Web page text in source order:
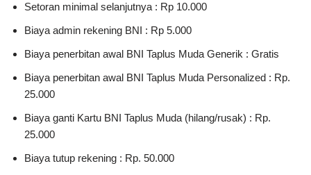
Setoran minimal selanjutnya : Rp 10.000
Biaya admin rekening BNI : Rp 5.000
Biaya penerbitan awal BNI Taplus Muda Generik : Gratis
Biaya penerbitan awal BNI Taplus Muda Personalized : Rp.
25.000
Biaya ganti Kartu BNI Taplus Muda (hilang/rusak) : Rp.
25.000
Biaya tutup rekening : Rp. 50.000